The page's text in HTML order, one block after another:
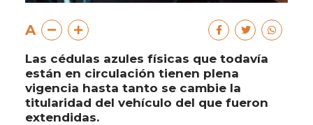
A
Las cédulas azules físicas que todavía
están en circulación tienen plena
vigencia hasta tanto se cambie la
titularidad del vehículo del que fueron
extendidas.